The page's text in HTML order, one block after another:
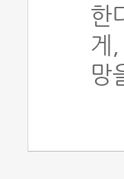
한
게
망